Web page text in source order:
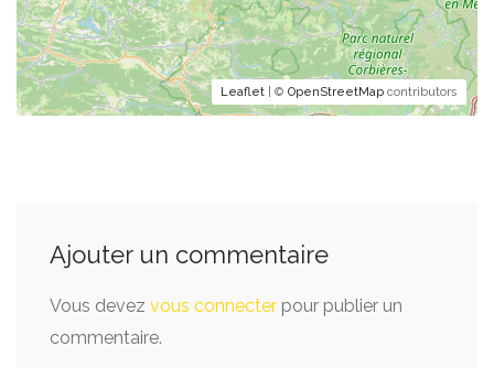
Leaflet | © OpenStreetMap contributors
Ajouter un commentaire
Vous devez vous connecter pour publier un
commentaire.